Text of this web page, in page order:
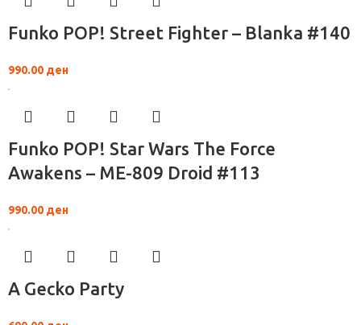
Funko POP! Street Fighter – Blanka #140
990.00 ден
Funko POP! Star Wars The Force
Awakens – ME-809 Droid #113
990.00 ден
A Gecko Party